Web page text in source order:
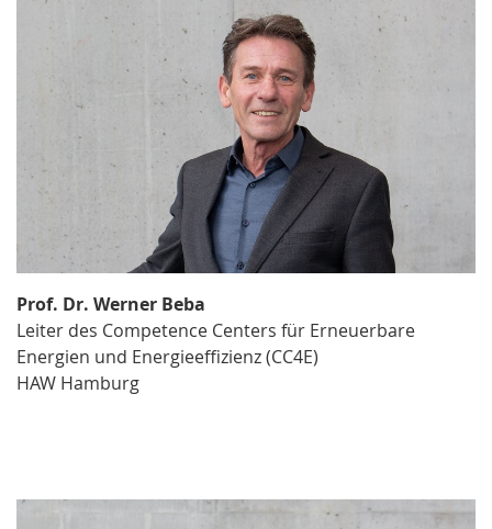
Prof. Dr. Werner Beba
Leiter des Competence Centers für Erneuerbare
Energien und Energieeffizienz (CC4E)
HAW Hamburg